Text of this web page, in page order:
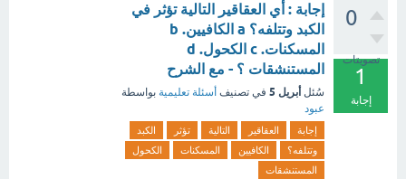
0
تصويتات
1
إجابة
إجابة : أي العقاقير التالية تؤثر في
الكبد وتتلفه؟ a الكافيين. b
المسكنات. c الكحول. d
المستنشقات ؟ - مع الشرح
سُئل أبريل 5 في تصنيف أسئلة تعليمية بواسطة
عبود
إجابة العقاقير التالية تؤثر
الكبد
وتتلفه؟
الكافيين المسكنات
الكحول
المستنشقات